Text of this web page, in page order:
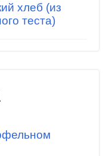
хлеб (из
теста)